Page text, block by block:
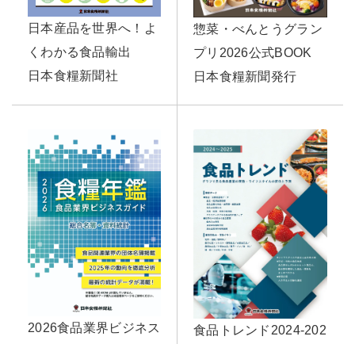
日本産品を世界へ！よ
くわかる食品輸出
日本食糧新聞社
惣菜・べんとうグラン
プリ2026公式BOOK
日本食糧新聞発行
2026食品業界ビジネス
食品トレンド2024-202